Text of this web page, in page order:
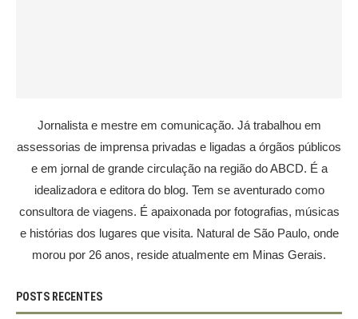
Jornalista e mestre em comunicação. Já trabalhou em
assessorias de imprensa privadas e ligadas a órgãos públicos
e em jornal de grande circulação na região do ABCD. É a
idealizadora e editora do blog. Tem se aventurado como
consultora de viagens. É apaixonada por fotografias, músicas
e histórias dos lugares que visita. Natural de São Paulo, onde
morou por 26 anos, reside atualmente em Minas Gerais.
POSTS RECENTES